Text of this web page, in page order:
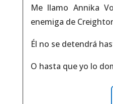
Me llamo Annika
enemiga de
Él no se detendrá
O hasta que yo lo